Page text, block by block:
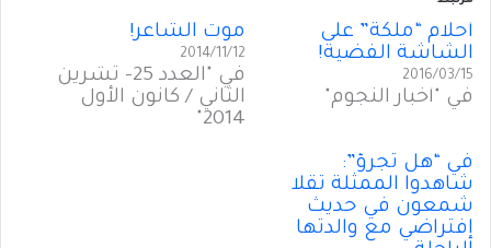
أحلام “ملكة” على
الشاشة الفضية!
2016/03/15
في "أخبار النجوم"
موت الشاعر!
2014/11/12
في "العدد 25- تشرين
الثاني / كانون الأول
2014"
في “هل تجرؤ”:
شاهدوا الممثلة تقلا
شمعون في حديث
إفتراضي مع والدتها